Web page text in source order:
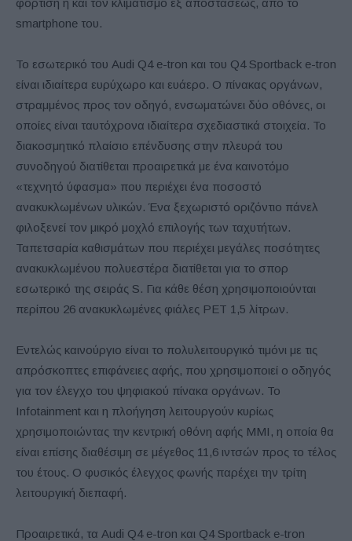
φόρτιση ή και τον κλιματισμό εξ αποστάσεως, από το
smartphone του.
Το εσωτερικό του Audi Q4 e-tron και του Q4 Sportback e-tron
είναι ιδιαίτερα ευρύχωρο και ευάερο. Ο πίνακας οργάνων,
στραμμένος προς τον οδηγό, ενσωματώνει δύο οθόνες, οι
οποίες είναι ταυτόχρονα ιδιαίτερα σχεδιαστικά στοιχεία. Το
διακοσμητικό πλαίσιο επένδυσης στην πλευρά του
συνοδηγού διατίθεται προαιρετικά με ένα καινοτόμο
«τεχνητό ύφασμα» που περιέχει ένα ποσοστό
ανακυκλωμένων υλικών. Ένα ξεχωριστό οριζόντιο πάνελ
φιλοξενεί τον μικρό μοχλό επιλογής των ταχυτήτων.
Ταπετσαρία καθισμάτων που περιέχει μεγάλες ποσότητες
ανακυκλωμένου πολυεστέρα διατίθεται για το σπορ
εσωτερικό της σειράς S. Για κάθε θέση χρησιμοποιούνται
περίπου 26 ανακυκλωμένες φιάλες PET 1,5 λίτρων.
Εντελώς καινούργιο είναι το πολυλειτουργικό τιμόνι με τις
απρόσκοπτες επιφάνειες αφής, που χρησιμοποιεί ο οδηγός
για τον έλεγχο του ψηφιακού πίνακα οργάνων. Το
Infotainment και η πλοήγηση λειτουργούν κυρίως
χρησιμοποιώντας την κεντρική οθόνη αφής MMI, η οποία θα
είναι επίσης διαθέσιμη σε μέγεθος 11,6 ιντσών προς το τέλος
του έτους. Ο φυσικός έλεγχος φωνής παρέχει την τρίτη
λειτουργική διεπαφή.
Προαιρετικά, τα Audi Q4 e-tron και Q4 Sportback e-tron